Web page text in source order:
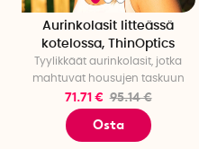
Aurinkolasit litteässä
kotelossa, ThinOptics
Tyylikkäät aurinkolasit, jotka
mahtuvat housujen taskuun
71.71 € 95.14 €
Osta